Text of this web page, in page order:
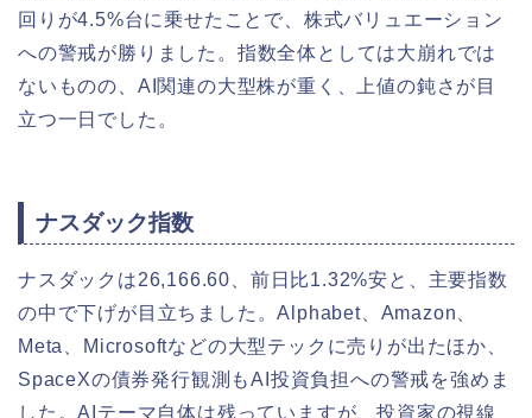
回りが4.5%台に乗せたことで、株式バリュエーション
への警戒が勝りました。指数全体としては大崩れでは
ないものの、AI関連の大型株が重く、上値の鈍さが目
立つ一日でした。
ナスダック指数
ナスダックは26,166.60、前日比1.32%安と、主要指数
の中で下げが目立ちました。Alphabet、Amazon、
Meta、Microsoftなどの大型テックに売りが出たほか、
SpaceXの債券発行観測もAI投資負担への警戒を強めま
した。AIテーマ自体は残っていますが、投資家の視線